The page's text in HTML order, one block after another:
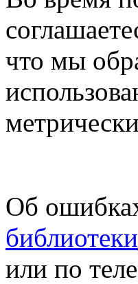
что мы
Об
библиотеки
или по